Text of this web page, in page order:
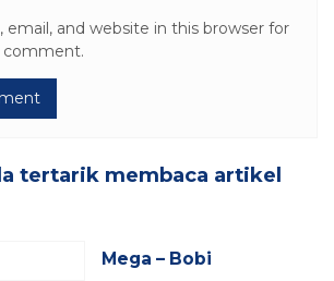
email, and website in this browser for
tertarik membaca artikel
Mega – Bobi